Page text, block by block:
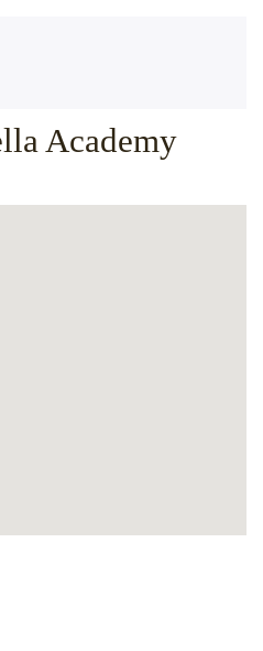
Academy